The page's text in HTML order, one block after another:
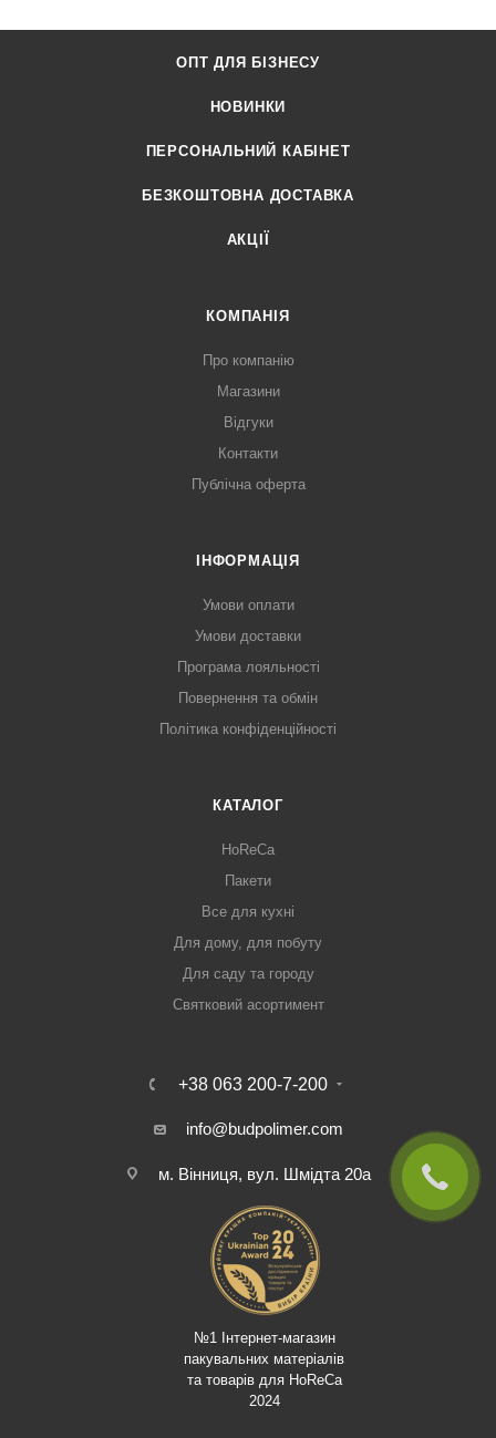
ОПТ ДЛЯ БІЗНЕСУ
НОВИНКИ
ПЕРСОНАЛЬНИЙ КАБІНЕТ
БЕЗКОШТОВНА ДОСТАВКА
АКЦІЇ
КОМПАНІЯ
Про компанію
Магазини
Відгуки
Контакти
Публічна оферта
ІНФОРМАЦІЯ
Умови оплати
Умови доставки
Програма лояльності
Повернення та обмін
Політика конфіденційності
КАТАЛОГ
HoReCa
Пакети
Все для кухні
Для дому, для побуту
Для саду та городу
Святковий асортимент
+38 063 200-7-200
info@budpolimer.com
м. Вінниця, вул. Шмідта 20а
№1 Інтернет-магазин
пакувальних матеріалів
та товарів для HoReCa
2024